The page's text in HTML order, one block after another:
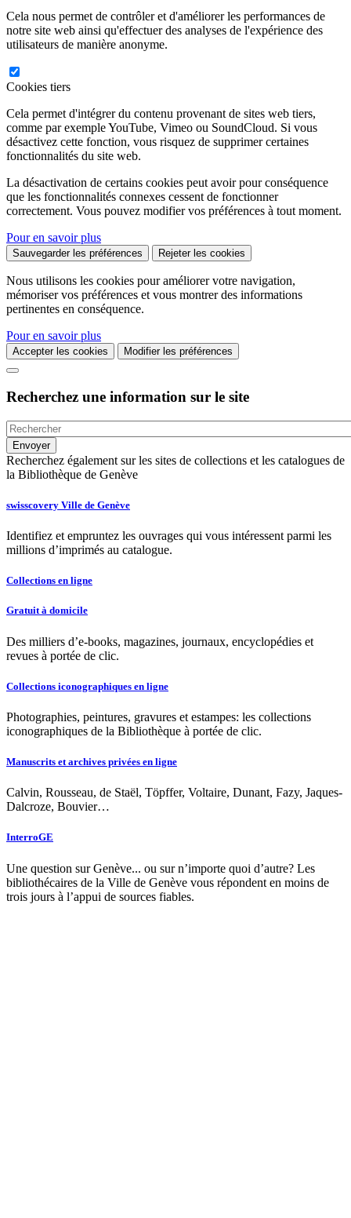
Cela nous permet de contrôler et d'améliorer les performances de
notre site web ainsi qu'effectuer des analyses de l'expérience des
utilisateurs de manière anonyme.
Cookies tiers
Cela permet d'intégrer du contenu provenant de sites web tiers,
comme par exemple YouTube, Vimeo ou SoundCloud. Si vous
désactivez cette fonction, vous risquez de supprimer certaines
fonctionnalités du site web.
La désactivation de certains cookies peut avoir pour conséquence
que les fonctionnalités connexes cessent de fonctionner
correctement. Vous pouvez modifier vos préférences à tout moment.
Pour en savoir plus
Sauvegarder les préférences Rejeter les cookies
Nous utilisons les cookies pour améliorer votre navigation,
mémoriser vos préférences et vous montrer des informations
pertinentes en conséquence.
Pour en savoir plus
Accepter les cookies Modifier les préférences
Recherchez une information sur le site
Recherchez également sur les sites de collections et les catalogues de
la Bibliothèque de Genève
swisscovery Ville de Genève
Identifiez et empruntez les ouvrages qui vous intéressent parmi les
millions d’imprimés au catalogue.
Collections en ligne
Gratuit à domicile
Des milliers d’e-books, magazines, journaux, encyclopédies et
revues à portée de clic.
Collections iconographiques en ligne
Photographies, peintures, gravures et estampes: les collections
iconographiques de la Bibliothèque à portée de clic.
Manuscrits et archives privées en ligne
Calvin, Rousseau, de Staël, Töpffer, Voltaire, Dunant, Fazy, Jaques-
Dalcroze, Bouvier…
InterroGE
Une question sur Genève... ou sur n’importe quoi d’autre? Les
bibliothécaires de la Ville de Genève vous répondent en moins de
trois jours à l’appui de sources fiables.